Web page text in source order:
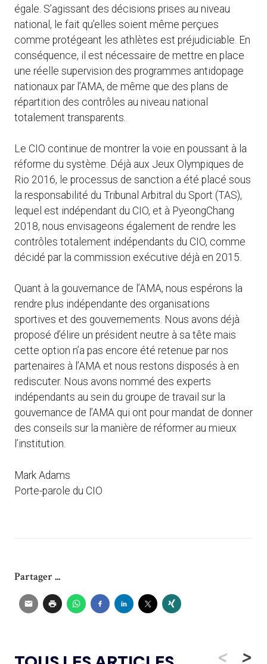
égale. S’agissant des décisions prises au niveau
national, le fait qu’elles soient même perçues
comme protégeant les athlètes est préjudiciable. En
conséquence, il est nécessaire de mettre en place
une réelle supervision des programmes antidopage
nationaux par l’AMA, de même que des plans de
répartition des contrôles au niveau national
totalement transparents.
Le CIO continue de montrer la voie en poussant à la
réforme du système. Déjà aux Jeux Olympiques de
Rio 2016, le processus de sanction a été placé sous
la responsabilité du Tribunal Arbitral du Sport (TAS),
lequel est indépendant du CIO, et à PyeongChang
2018, nous envisageons également de rendre les
contrôles totalement indépendants du CIO, comme
décidé par la commission exécutive déjà en 2015.
Quant à la gouvernance de l’AMA, nous espérons la
rendre plus indépendante des organisations
sportives et des gouvernements. Nous avons déjà
proposé d’élire un président neutre à sa tête mais
cette option n’a pas encore été retenue par nos
partenaires à l’AMA et nous restons disposés à en
rediscuter. Nous avons nommé des experts
indépendants au sein du groupe de travail sur la
gouvernance de l’AMA qui ont pour mandat de donner
des conseils sur la manière de réformer au mieux
l’institution.
Mark Adams
Porte-parole du CIO
Partager ...
< >